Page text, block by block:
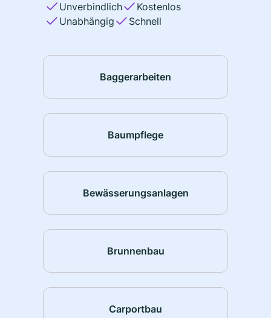
Unverbindlich
Kostenlos
Unabhängig
Schnell
Baggerarbeiten
Baumpflege
Bewässerungsanlagen
Brunnenbau
Carportbau